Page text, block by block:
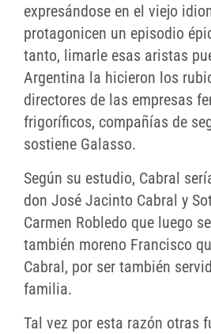
expresándose en el viejo
protagonicen un episodio
tanto, limarle esas aristas
Argentina la hicieron los
directores de las empresas
frigoríficos, compañías de
sostiene Galasso.
Según su estudio, Cabral
don José Jacinto Cabral y
Carmen Robledo que luego
también moreno Francisco
Cabral, por ser también
familia.
Tal vez por esta razón otras